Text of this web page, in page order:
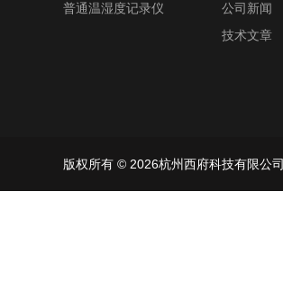
普通温湿度记录仪
公司新闻
技术文章
版权所有 © 2026杭州西府科技有限公司